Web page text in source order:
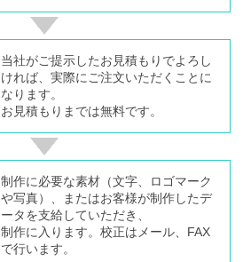
当社がご提示したお見積もりでよろし
ければ、実際にご注文いただくことに
なります。
お見積もりまでは無料です。
制作に必要な素材（文字、ロゴマーク
や写真）、またはお客様が制作したデ
ータを支給していただき、
制作に入ります。校正はメール、FAX
で行います。